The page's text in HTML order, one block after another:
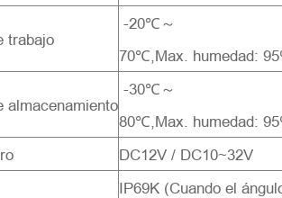
trabajo
-20℃～
70℃,Max. humedad:
almacenamiento
-30℃～
80℃,Max. humedad:
DC12V / DC10~32V
IP69K (Cuando el